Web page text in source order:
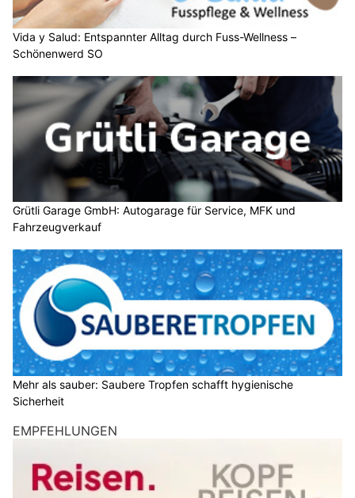
Vida y Salud: Entspannter Alltag durch Fuss-Wellness –
Schönenwerd SO
Grütli Garage GmbH: Autogarage für Service, MFK und
Fahrzeugverkauf
Mehr als sauber: Saubere Tropfen schafft hygienische
Sicherheit
EMPFEHLUNGEN